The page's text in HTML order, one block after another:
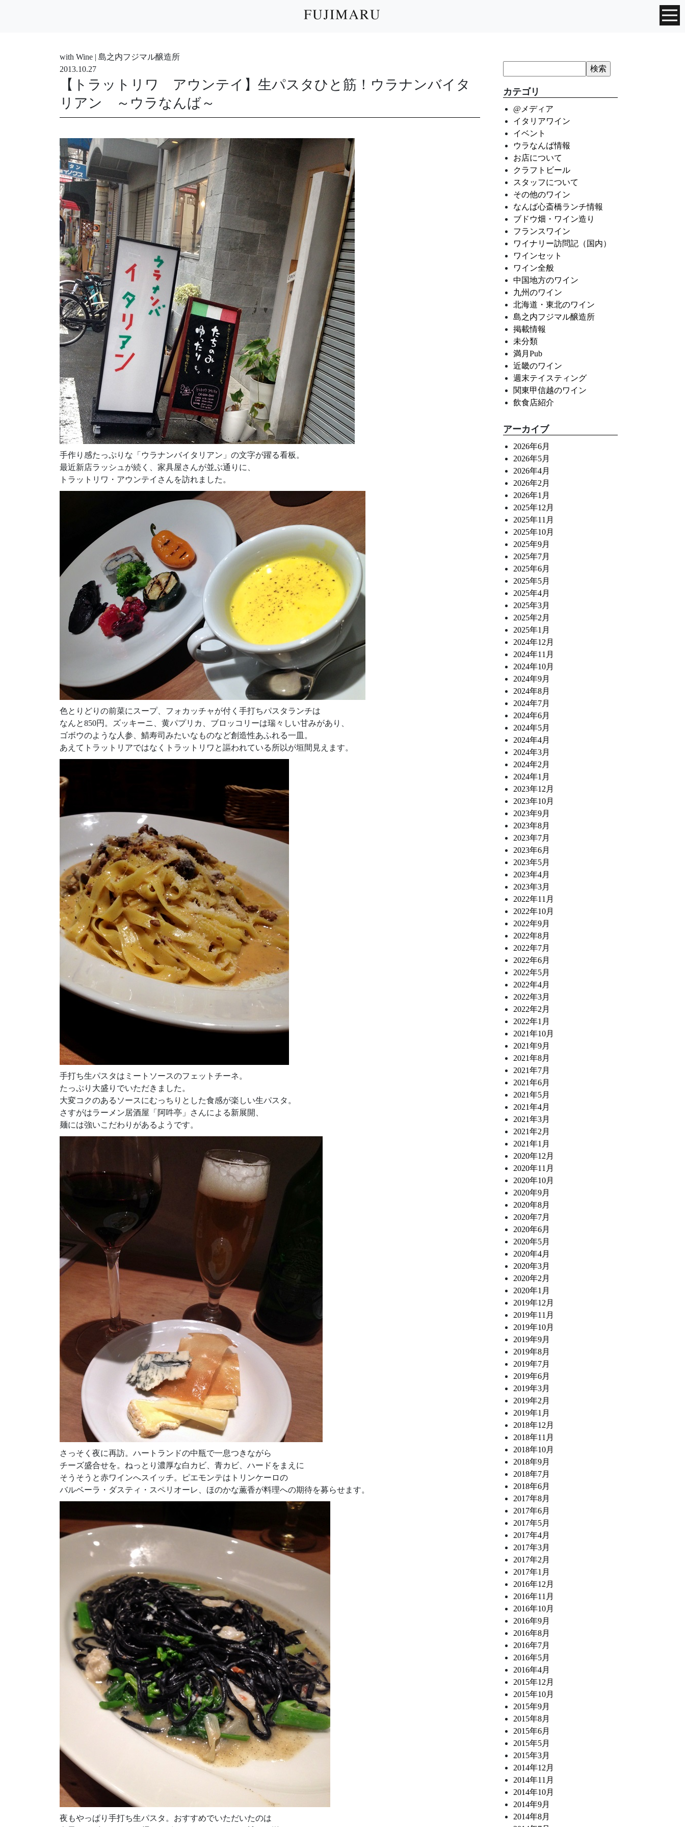
with Wine | 島之内フジマル醸造所
2013.10.27
【トラットリワ アウンテイ】生パスタひと筋！ウラナンバイタ
リアン ～ウラなんば～
手作り感たっぷりな「ウラナンバイタリアン」の文字が躍る看板。
最近新店ラッシュが続く、家具屋さんが並ぶ通りに、
トラットリワ・アウンテイさんを訪れました。
色とりどりの前菜にスープ、フォカッチャが付く手打ちパスタランチは
なんと850円。ズッキーニ、黄パプリカ、ブロッコリーは瑞々しい甘みがあり、
ゴボウのような人参、鯖寿司みたいなものなど創造性あふれる一皿。
あえてトラットリアではなくトラットリワと謳われている所以が垣間見えます。
手打ち生パスタはミートソースのフェットチーネ。
たっぷり大盛りでいただきました。
大変コクのあるソースにむっちりとした食感が楽しい生パスタ。
さすがはラーメン居酒屋「阿吽亭」さんによる新展開、
麺には強いこだわりがあるようです。
さっそく夜に再訪。ハートランドの中瓶で一息つきながら
チーズ盛合せを。ねっとり濃厚な白カビ、青カビ、ハードをまえに
そうそうと赤ワインへスイッチ。ピエモンテはトリンケーロの
バルベーラ・ダスティ・スペリオーレ、ほのかな薫香が料理への期待を募らせます。
夜もやっぱり手打ち生パスタ。おすすめでいただいたのは
カテゴリ
@メディア
イタリアワイン
イベント
ウラなんば情報
お店について
クラフトビール
スタッフについて
その他のワイン
なんば心斎橋ランチ情報
ブドウ畑・ワイン造り
フランスワイン
ワイナリー訪問記（国内）
ワインセット
ワイン全般
中国地方のワイン
九州のワイン
北海道・東北のワイン
島之内フジマル醸造所
掲載情報
未分類
満月Pub
近畿のワイン
週末テイスティング
関東甲信越のワイン
飲食店紹介
アーカイブ
2026年6月
2026年5月
2026年4月
2026年2月
2026年1月
2025年12月
2025年11月
2025年10月
2025年9月
2025年7月
2025年6月
2025年5月
2025年4月
2025年3月
2025年2月
2025年1月
2024年12月
2024年11月
2024年10月
2024年9月
2024年8月
2024年7月
2024年6月
2024年5月
2024年4月
2024年3月
2024年2月
2024年1月
2023年12月
2023年10月
2023年9月
2023年8月
2023年7月
2023年6月
2023年5月
2023年4月
2023年3月
2022年11月
2022年10月
2022年9月
2022年8月
2022年7月
2022年6月
2022年5月
2022年4月
2022年3月
2022年2月
2022年1月
2021年10月
2021年9月
2021年8月
2021年7月
2021年6月
2021年5月
2021年4月
2021年3月
2021年2月
2021年1月
2020年12月
2020年11月
2020年10月
2020年9月
2020年8月
2020年7月
2020年6月
2020年5月
2020年4月
2020年3月
2020年2月
2020年1月
2019年12月
2019年11月
2019年10月
2019年9月
2019年8月
2019年7月
2019年6月
2019年3月
2019年2月
2019年1月
2018年12月
2018年11月
2018年10月
2018年9月
2018年7月
2018年6月
2017年8月
2017年6月
2017年5月
2017年4月
2017年3月
2017年2月
2017年1月
2016年12月
2016年11月
2016年10月
2016年9月
2016年8月
2016年7月
2016年5月
2016年4月
2015年12月
2015年10月
2015年9月
2015年8月
2015年6月
2015年5月
2015年3月
2014年12月
2014年11月
2014年10月
2014年9月
2014年8月